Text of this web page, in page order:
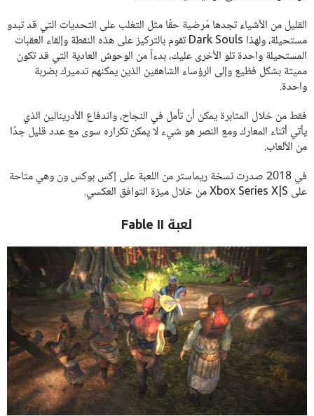
القليل من الأشياء تجدها مُرضية حقًا مثل التغلب على التحديات التي قد تبدو
مستحيلة، ولهذا Dark Souls تقوم بالتركيز على هذه النقطة وإلقاء العقبات
المستحيلة واحدة تلو الأخرى عليك، بدءاً من الوحوش العادية التي قد تكون
مميتة بشكل فظيع وإلى الرؤساء الشاهقين الذين يمكنهم تدميرك بضربة
واحدة.
فقط من خلال المثابرة يمكن أن تأمل في النجاح، واندفاع الأدرينالين الذي
يأتي أثناء المعارك ومع النصر هو شيء لا يمكن تكراره سوى مع عدد قليل جدًا
من الألعاب.
في 2018 صدرت نسخة ريماستر من اللعبة على إكس بوكس ون وهي متاحة
على Xbox Series X|S من خلال ميزة التوافق العكسي.
لعبة Fable II